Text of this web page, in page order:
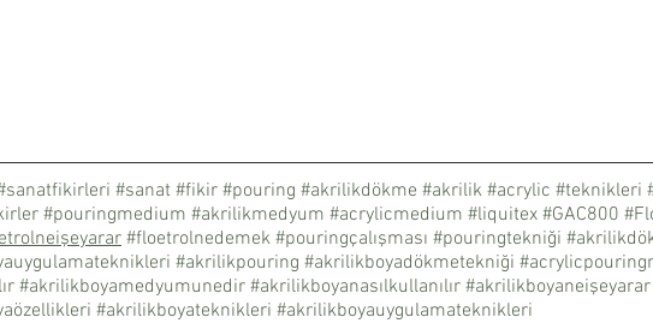
#sanat #fikir #pouring #akrilikdökme #akrilik #acrylic #teknikleri
#pouringmedium #akrilikmedyum #acrylicmedium #liquitex #GAC800
#floetrolnedemek #pouringçalışması #pouringtekniği
#akrilikpouring #akrilikboyadökmetekniği
#akrilikboyamedyumunedir #akrilikboyanasılkullanılır #akrilikboyaneişeyarar
#akrilikboyateknikleri #akrilikboyauygulamateknikleri